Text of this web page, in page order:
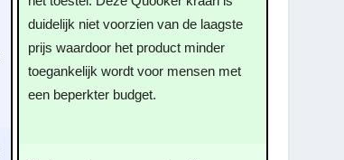
duidelijk niet voorzien van de laagste
prijs waardoor het product minder
toegankelijk wordt voor mensen met
een beperkter budget.